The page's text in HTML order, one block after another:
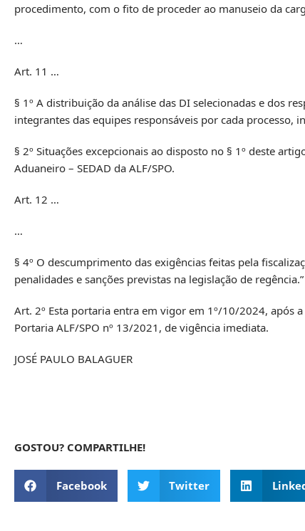
procedimento, com o fito de proceder ao manuseio da
…
Art. 11 …
§ 1º A distribuição da análise das DI selecionadas e dos
integrantes das equipes responsáveis por cada processo,
§ 2º Situações excepcionais ao disposto no § 1º deste
Aduaneiro – SEDAD da ALF/SPO.
Art. 12 …
…
§ 4º O descumprimento das exigências feitas pela
penalidades e sanções previstas na legislação de regência.”
Art. 2º Esta portaria entra em vigor em 1º/10/2024, após
Portaria ALF/SPO nº 13/2021, de vigência imediata.
JOSÉ PAULO BALAGUER
GOSTOU? COMPARTILHE!
Facebook Twitter